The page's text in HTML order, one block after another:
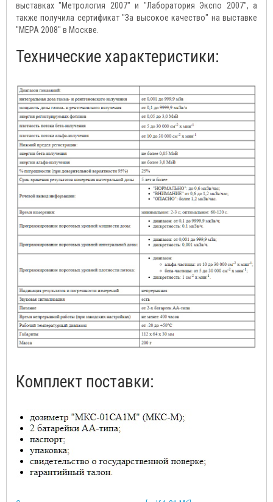
выставках "Метрология 2007" и "Лаборатория Экспо 2007", а
также получила сертификат "За высокое качество" на выставке
"МЕРА 2008" в Москве.
Технические характеристики:
Комплект поставки: